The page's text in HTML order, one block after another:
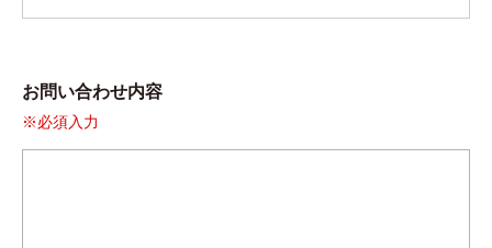
お問い合わせ内容
※必須入力